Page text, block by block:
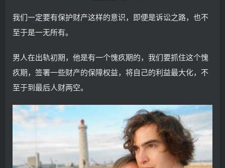
我们一定要有保护财产这样的意识，即便是诉讼之路，也不
至于是一无所有。
男人在出轨初期，他是有一个愧疚期的，我们要抓住这个愧
疚期，签署一些财产的保障权益，将自己的利益最大化，不
至于到最后人财两空。